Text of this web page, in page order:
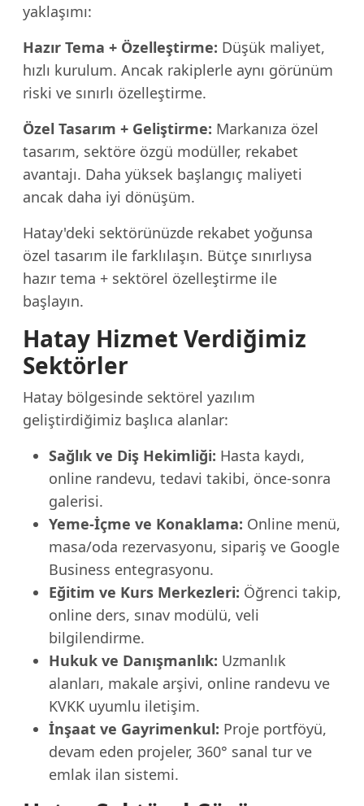
yaklaşımı:
Hazır Tema + Özelleştirme: Düşük maliyet,
hızlı kurulum. Ancak rakiplerle aynı görünüm
riski ve sınırlı özelleştirme.
Özel Tasarım + Geliştirme: Markanıza özel
tasarım, sektöre özgü modüller, rekabet
avantajı. Daha yüksek başlangıç maliyeti
ancak daha iyi dönüşüm.
Hatay'deki sektörünüzde rekabet yoğunsa
özel tasarım ile farklılaşın. Bütçe sınırlıysa
hazır tema + sektörel özelleştirme ile
başlayın.
Hatay Hizmet Verdiğimiz
Sektörler
Hatay bölgesinde sektörel yazılım
geliştirdiğimiz başlıca alanlar:
Sağlık ve Diş Hekimliği: Hasta kaydı,
online randevu, tedavi takibi, önce-sonra
galerisi.
Yeme-İçme ve Konaklama: Online menü,
masa/oda rezervasyonu, sipariş ve Google
Business entegrasyonu.
Eğitim ve Kurs Merkezleri: Öğrenci takip,
online ders, sınav modülü, veli
bilgilendirme.
Hukuk ve Danışmanlık: Uzmanlık
alanları, makale arşivi, online randevu ve
KVKK uyumlu iletişim.
İnşaat ve Gayrimenkul: Proje portföyü,
devam eden projeler, 360° sanal tur ve
emlak ilan sistemi.